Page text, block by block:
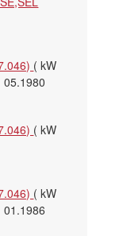
( kW
( kW
( kW